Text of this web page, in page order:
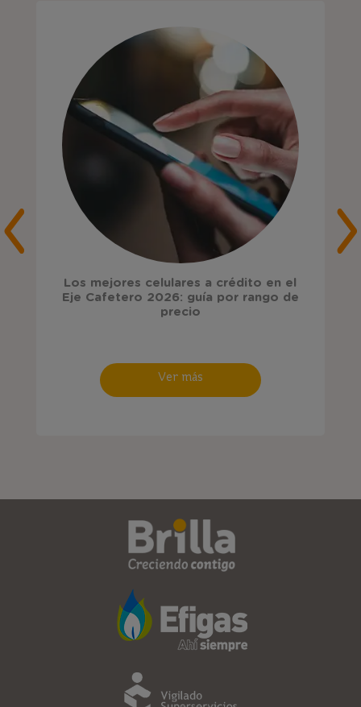
Los mejores celulares a crédito en el
Eje Cafetero 2026: guía por rango de
precio
Ver más